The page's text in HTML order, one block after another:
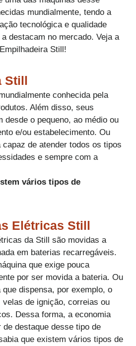
mundialmente, tendo a
tecnológica e qualidade
destacam no mercado. Veja a
Still!
Still
conhecida pela
Além disso, seus
desde o pequeno, ao médio ou
e/ou estabelecimento. Ou
de atender todos os tipos
e sempre com a
vários tipos de
Elétricas Still​
da Still são movidas a
em baterias recarregáveis.
que exige pouca
por ser movida a bateria. Ou
dispensa, por exemplo, o
de ignição, correias ou
Dessa forma, a economia
destaque desse tipo de
que existem vários tipos de